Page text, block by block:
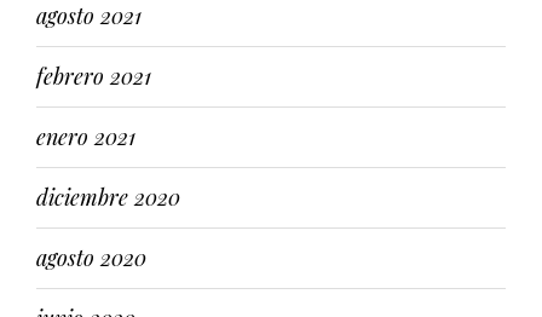
agosto 2021
febrero 2021
enero 2021
diciembre 2020
agosto 2020